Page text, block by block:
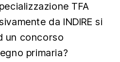
TFA
da INDIRE si
un concorso
primaria?